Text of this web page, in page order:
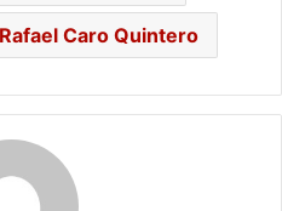
Rafael Caro Quintero